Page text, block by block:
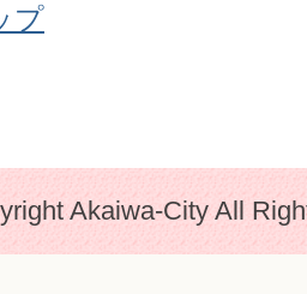
プ
Akaiwa-City All